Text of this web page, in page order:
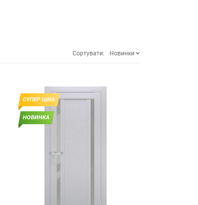
Сортувати: Новинки
СУПЕР ЦІНА
НОВИНКА